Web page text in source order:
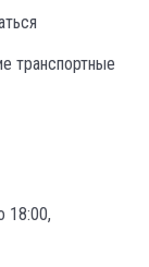
транспортные
18:00,